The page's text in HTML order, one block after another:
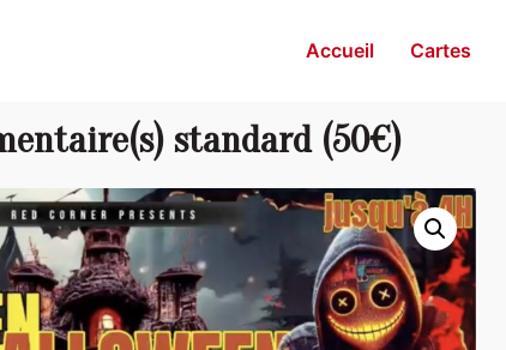
Accueil Cartes
standard (50€)